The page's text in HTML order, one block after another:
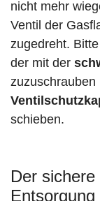
nicht mehr
Ventil der
zugedreht.
der mit der
schieben.
Der
Entsorgung